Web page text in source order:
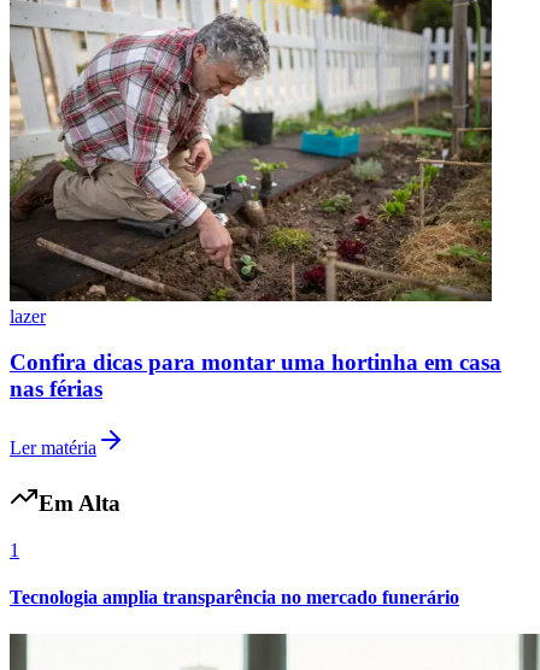
Santos
lazer
Confira dicas para montar uma hortinha em casa
nas férias
Ler matéria
Em Alta
1
Tecnologia amplia transparência no mercado funerário